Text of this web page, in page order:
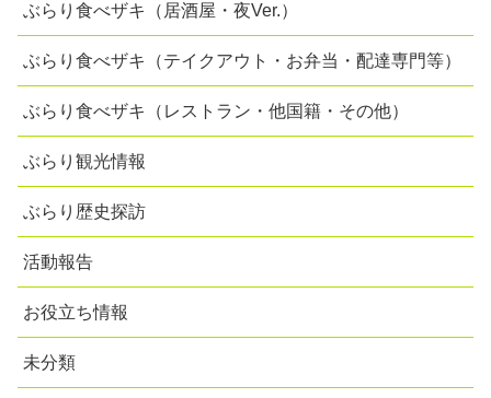
ぶらり食べザキ（居酒屋・夜Ver.）
ぶらり食べザキ（テイクアウト・お弁当・配達専門等）
ぶらり食べザキ（レストラン・他国籍・その他）
ぶらり観光情報
ぶらり歴史探訪
活動報告
お役立ち情報
未分類